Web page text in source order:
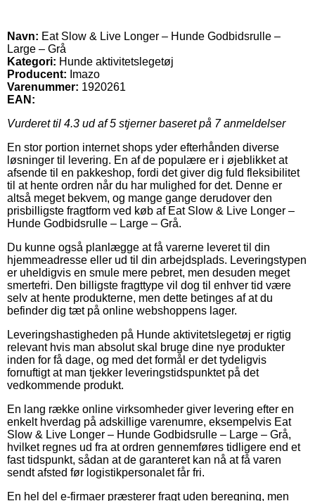
Navn: Eat Slow & Live Longer – Hunde Godbidsrulle –
Large – Grå
Kategori: Hunde aktivitetslegetøj
Producent: Imazo
Varenummer: 1920261
EAN:
Vurderet til 4.3 ud af 5 stjerner baseret på 7anmeldelser
En stor portion internet shops yder efterhånden diverse
løsninger til levering. En af de populære er i øjeblikket at
afsende til en pakkeshop, fordi det giver dig fuld fleksibilitet
til at hente ordren når du har mulighed for det. Denne er
altså meget bekvem, og mange gange derudover den
prisbilligste fragtform ved køb af Eat Slow & Live Longer –
Hunde Godbidsrulle – Large – Grå.
Du kunne også planlægge at få varerne leveret til din
hjemmeadresse eller ud til din arbejdsplads. Leveringstypen
er uheldigvis en smule mere pebret, men desuden meget
smertefri. Den billigste fragttype vil dog til enhver tid være
selv at hente produkterne, men dette betinges af at du
befinder dig tæt på online webshoppens lager.
Leveringshastigheden på Hunde aktivitetslegetøj er rigtig
relevant hvis man absolut skal bruge dine nye produkter
inden for få dage, og med det formål er det tydeligvis
fornuftigt at man tjekker leveringstidspunktet på det
vedkommende produkt.
En lang række online virksomheder giver levering efter en
enkelt hverdag på adskillige varenumre, eksempelvis Eat
Slow & Live Longer – Hunde Godbidsrulle – Large – Grå,
hvilket regnes ud fra at ordren gennemføres tidligere end et
fast tidspunkt, sådan at de garanteret kan nå at få varen
sendt afsted før logistikpersonalet får fri.
En hel del e-firmaer præsterer fragt uden beregning, men